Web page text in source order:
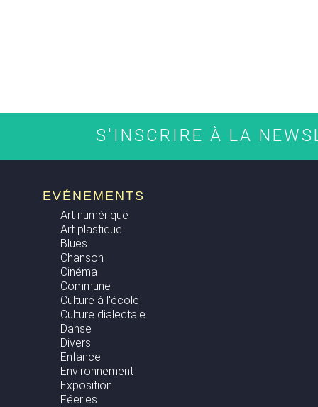
S'INSCRIRE À LA
EVÉNEMENTS
Art numérique
Art plastique
Blues
Chanson
Cinéma
Commune
Culture à l'école
Culture dialectale
Danse
Divers
Enfance
Environnement
Exposition
Féeries